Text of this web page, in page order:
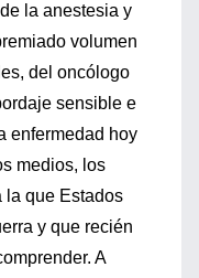
la anestesia y
volumen
del oncólogo
sensible e
enfermedad hoy
medios, los
la que Estados
y que recién
A